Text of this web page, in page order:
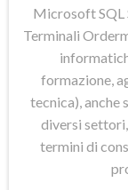
Microsoft SQL
Terminali
formazione,
tecnica), anche
diversi
termini di